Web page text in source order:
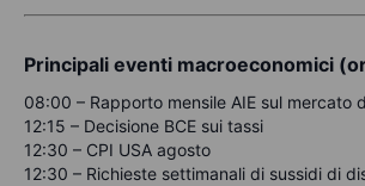
Principali eventi macroeconomici
08:00 – Rapporto mensile AIE sul mercato
12:15 – Decisione BCE sui tassi
12:30 – CPI USA agosto
12:30 – Richieste settimanali di sussidi di